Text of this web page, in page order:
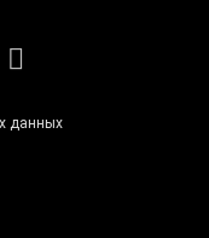
Telegram
данных